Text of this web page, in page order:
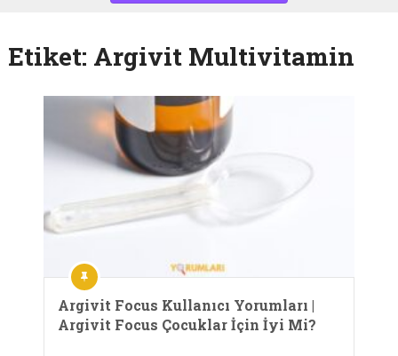
Etiket: Argivit Multivitamin
Argivit Focus Kullanıcı Yorumları |
Argivit Focus Çocuklar İçin İyi Mi?